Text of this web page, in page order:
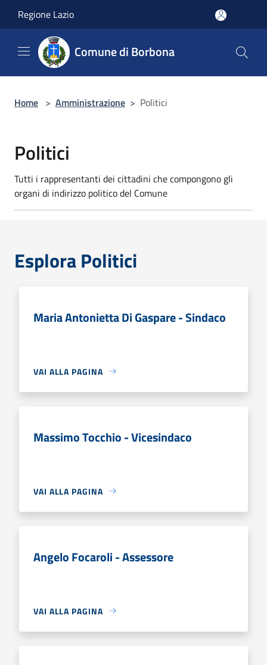
Regione Lazio
Comune di Borbona
Home > Amministrazione > Politici
Politici
Tutti i rappresentanti dei cittadini che compongono gli
organi di indirizzo politico del Comune
Esplora Politici
Maria Antonietta Di Gaspare - Sindaco
VAI ALLA PAGINA
Massimo Tocchio - Vicesindaco
VAI ALLA PAGINA
Angelo Focaroli - Assessore
VAI ALLA PAGINA